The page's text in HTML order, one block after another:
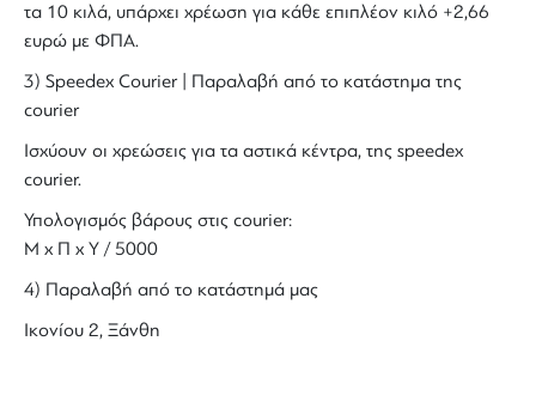
τα 10 κιλά, υπάρχει χρέωση για κάθε επιπλέον κιλό +2,66
ευρώ με ΦΠΑ.
3) Speedex Courier | Παραλαβή από το κατάστημα της
courier
Ισχύουν οι χρεώσεις για τα αστικά κέντρα, της speedex
courier.
Υπολογισμός βάρους στις courier:
Μ x Π x Y / 5000
4) Παραλαβή από το κατάστημά μας
Ικονίου 2, Ξάνθη